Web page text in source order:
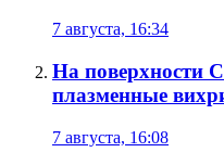
7 августа, 16:34
На поверхности
плазменные
7 августа, 16:08